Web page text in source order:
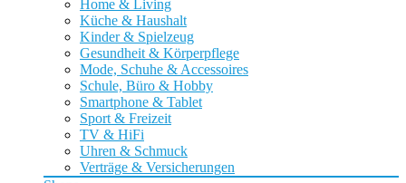
Home & Living
Küche & Haushalt
Kinder & Spielzeug
Gesundheit & Körperpflege
Mode, Schuhe & Accessoires
Schule, Büro & Hobby
Smartphone & Tablet
Sport & Freizeit
TV & HiFi
Uhren & Schmuck
Verträge & Versicherungen